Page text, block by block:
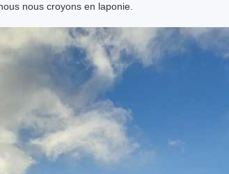
nous croyons en laponie.